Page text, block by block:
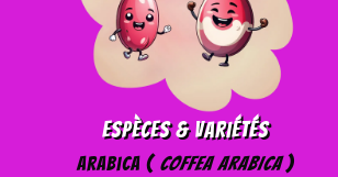
Espèces & Variétés
Arabica ( coffea arabica)